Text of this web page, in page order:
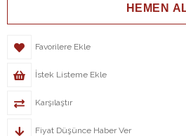
Favorilere Ekle
İstek Listeme Ekle
Karşılaştır
Fiyat Düşünce Haber Ver